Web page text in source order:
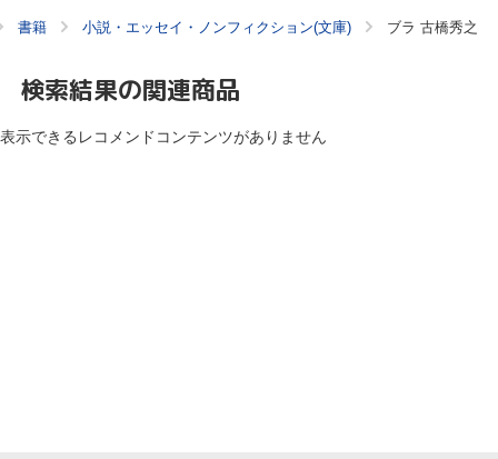
書籍 小説・エッセイ・ノンフィクション(文庫) ブラ 古橋秀之
検索結果の関連商品
表示できるレコメンドコンテンツがありません